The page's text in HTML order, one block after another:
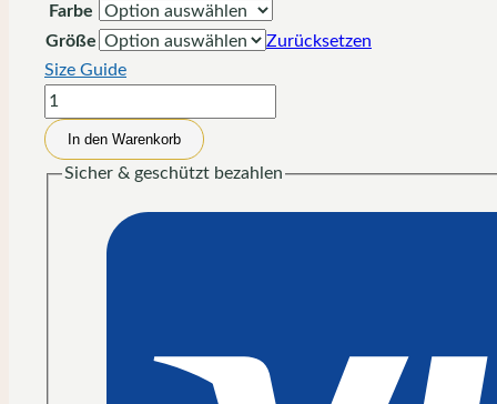
Farbe
Größe
Zurücksetzen
Size Guide
Maranatha
The
King
is
In den Warenkorb
Sicher & geschützt bezahlen